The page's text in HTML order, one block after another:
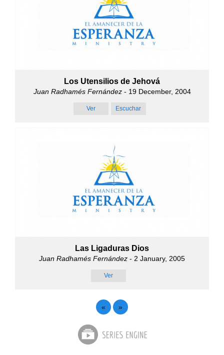
Los Utensilios de Jehová
Juan Radhamés Fernández- 19 December, 2004
Ver Escuchar
Las Ligaduras Dios
Juan Radhamés Fernández - 2 January, 2005
Ver
« »